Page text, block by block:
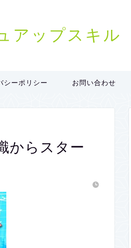
アップスキル
シーポリシー お問い合わせ
からスター